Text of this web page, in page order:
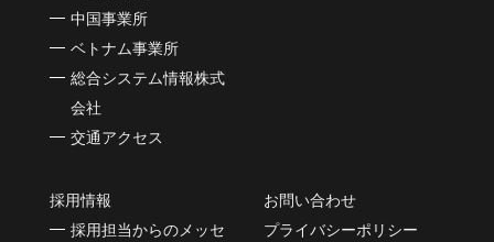
中国事業所
ベトナム事業所
総合システム情報株式
会社
交通アクセス
採用情報
採用担当からのメッセ
お問い合わせ
プライバシーポリシー